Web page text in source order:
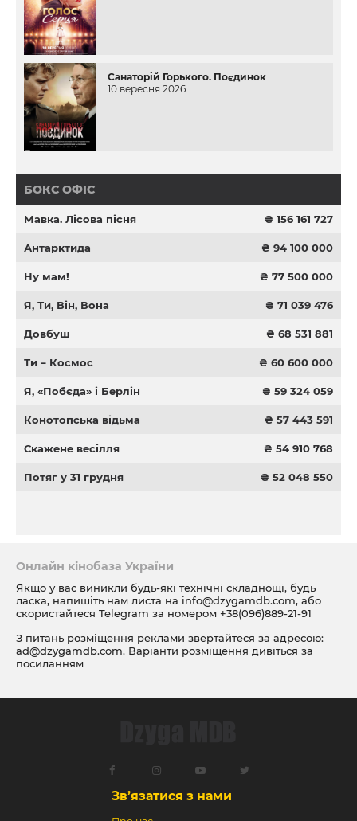
Санаторій Горького. Поєдинок
10 вересня 2026
БОКС ОФІС
Мавка. Лісова пісня ₴ 156 161 727
Антарктида ₴ 94 100 000
Ну мам! ₴ 77 500 000
Я, Ти, Він, Вона ₴ 71 039 476
Довбуш ₴ 68 531 881
Ти – Космос ₴ 60 600 000
Я, «Побєда» і Берлін ₴ 59 324 059
Конотопська відьма ₴ 57 443 591
Скажене весілля ₴ 54 910 768
Потяг у 31 грудня ₴ 52 048 550
Онлайн кінобаза України
Якщо у вас виникли будь-які технічні складнощі, будь
ласка, напишіть нам листа на info@dzygamdb.com, або
скористайтеся Telegram за номером +38(096)889-21-91
З питань розміщення реклами звертайтеся за адресою:
ad@dzygamdb.com. Варіанти розміщення дивіться за
посиланням
Зв’язатися з нами